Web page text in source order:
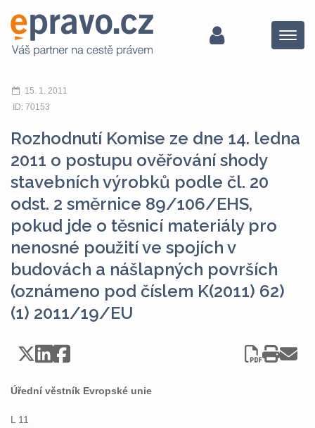
Menu
15. 1. 2011
ID: 70153
Rozhodnutí Komise ze dne 14. ledna
2011 o postupu ověřování shody
stavebních výrobků podle čl. 20
odst. 2 směrnice 89/106/EHS,
pokud jde o těsnicí materiály pro
nenosné použití ve spojích v
budovách a nášlapných površích
(oznámeno pod číslem K(2011) 62)
(1) 2011/19/EU
Úřední věstník Evropské unie
L 11